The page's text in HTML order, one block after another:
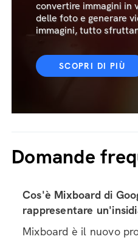
convertire immagini in
delle foto e generare
immagini, tutto
SCOPRI DI PIÙ
Domande
Cos'è Mixboard di
rappresentare
Mixboard è il nuovo